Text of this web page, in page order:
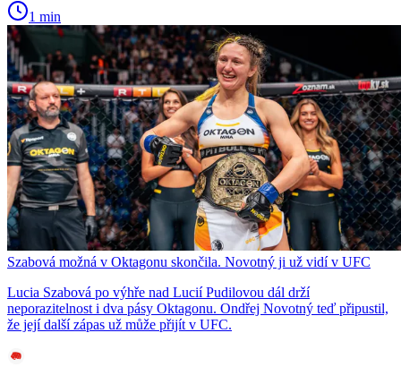
1 min
Szabová možná v Oktagonu skončila. Novotný ji už vidí v UFC
Lucia Szabová po výhře nad Lucií Pudilovou dál drží
neporazitelnost i dva pásy Oktagonu. Ondřej Novotný teď připustil,
že její další zápas už může přijít v UFC.